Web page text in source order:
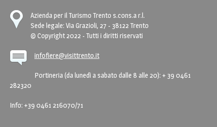
Azienda per il Turismo Trento s.cons.a r.l.
Sede legale: Via Grazioli, 27 - 38122 Trento
© Copyright 2022 - Tutti i diritti riservati
infofiere@visittrento.it
Portineria (da lunedì a sabato dalle 8 alle 20): + 39 0461
282320
Info: +39 0461 216070/71